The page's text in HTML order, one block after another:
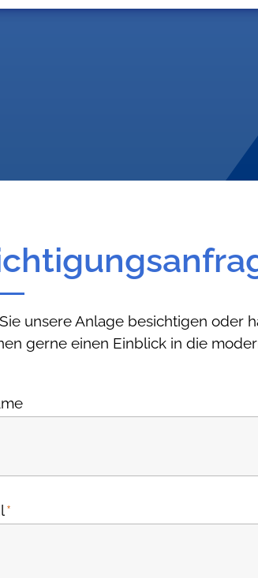
unsere Anlage besichtigen oder
gerne einen Einblick in die
*